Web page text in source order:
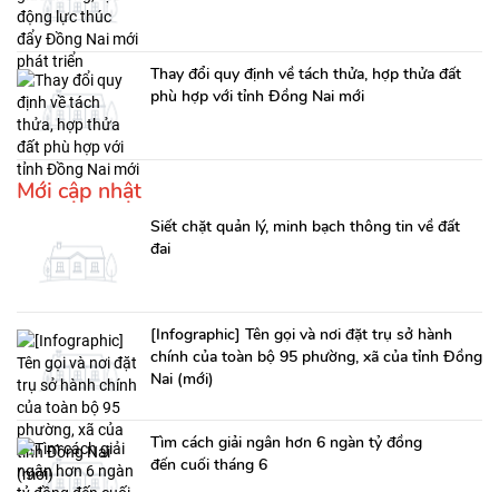
Thay đổi quy định về tách thửa, hợp thửa đất
phù hợp với tỉnh Đồng Nai mới
Mới cập nhật
Siết chặt quản lý, minh bạch thông tin về đất
đai
[Infographic] Tên gọi và nơi đặt trụ sở hành
chính của toàn bộ 95 phường, xã của tỉnh Đồng
Nai (mới)
Tìm cách giải ngân hơn 6 ngàn tỷ đồng
đến cuối tháng 6